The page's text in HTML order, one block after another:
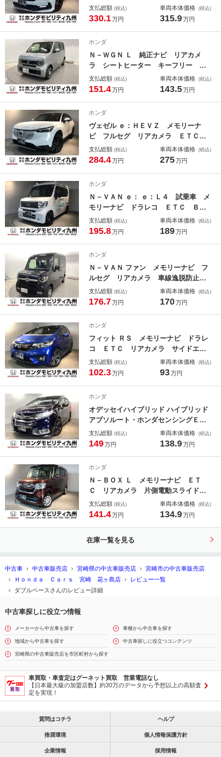
ドア オートライト 純正ナビ ＥＴ
Ｃ Ｐテールゲート サイドカーテン
ライドドア 地デジフルセグ ＤＶＤ
再生 キーレス
支払総額 (税込)
330.1万円
車両本体価格 (税込)
315.9万円
ホンダ
Ｎ－ＷＧＮ Ｌ 純正ナビ リアカメ
ラ シートヒーター キーフリー イ
ンテリキー 衝突被害軽減Ｓ Ｂモニ
タ ＬＥＤランプ サイドエアバッ
クハイビーム
支払総額 (税込)
151.4万円
車両本体価格 (税込)
143.5万円
ホンダ
ヴェゼル ｅ：ＨＥＶＺ メモリーナ
ビ フルセグ リアカメラ ＥＴＣ
Ｓヒータ 定期点検記録簿 電動テー
ルゲート サイドエアバッグ 後カメ
ステ ナビＴＶ 禁煙
支払総額 (税込)
284.4万円
車両本体価格 (税込)
275万円
ホンダ
Ｎ－ＶＡＮ ｅ： ｅ：Ｌ４ 試乗車 メ
モリーナビ ドラレコ ＥＴＣ Ｂカ
メラ スマートキー キーレス 両ス
ライドドア
支払総額 (税込)
195.8万円
車両本体価格 (税込)
189万円
ホンダ
Ｎ－ＶＡＮ ファン メモリーナビ フ
ルセグ リアカメラ 車線逸脱防止
電動格納式ミラー 追従クルーズ Ａ
ＢＳ付き ＥＣＯＮ Ｗエアバッグ
両側スライド
支払総額 (税込)
176.7万円
車両本体価格 (税込)
170万円
ホンダ
フィット ＲＳ メモリーナビ ドラレ
コ ＥＴＣ リアカメラ サイドエア
バック 衝突軽減 パワーウィンド
ウ ナビＴＶ スマートキー オート
プ ＡＢＳ
支払総額 (税込)
102.3万円
車両本体価格 (税込)
93万円
ホンダ
オデッセイハイブリッド ハイブリッド
アブソルート・ホンダセンシングＥＸ
パック メモリーナビ ＥＴＣ ドラ
レコ リアカメラ レーダークルーズ
ク ナビＴＶ パワステ ３列シー
ト リアエアコン エアバッグ ＤＶ
Ｄ再生可
支払総額 (税込)
149万円
車両本体価格 (税込)
138.9万円
ホンダ
Ｎ－ＢＯＸ Ｌ メモリーナビ ＥＴ
Ｃ リアカメラ 片側電動スライド
Ｉストップ Ｃセンサー セキュリテ
ィ スマキー 運転席助手席エアバッ
カメラ付
支払総額 (税込)
141.4万円
車両本体価格 (税込)
134.9万円
在庫一覧を見る
中古車 中古車販売店 宮崎県の中古車販売店
宮崎市の中古車販売店
Ｈｏｎｄａ Ｃａｒｓ 宮崎 花ヶ島店
レビュー一覧
ダブルベースさんのレビュー詳細
中古車探しに役立つ情報
メーカーから中古車を探す 車種から中古車を探す
地域から中古車を探す 中古車探しに役立つコンテンツ
宮崎県の中古車販売店を市区町村から探す
車買取・車査定はグーネット買取 営業電話なし
【日本最大級の加盟店数】約30万のデータから予想以上の高額査
定を実現！
質問はコチラ ヘルプ
推奨環境 個人情報保護方針
企業情報 採用情報